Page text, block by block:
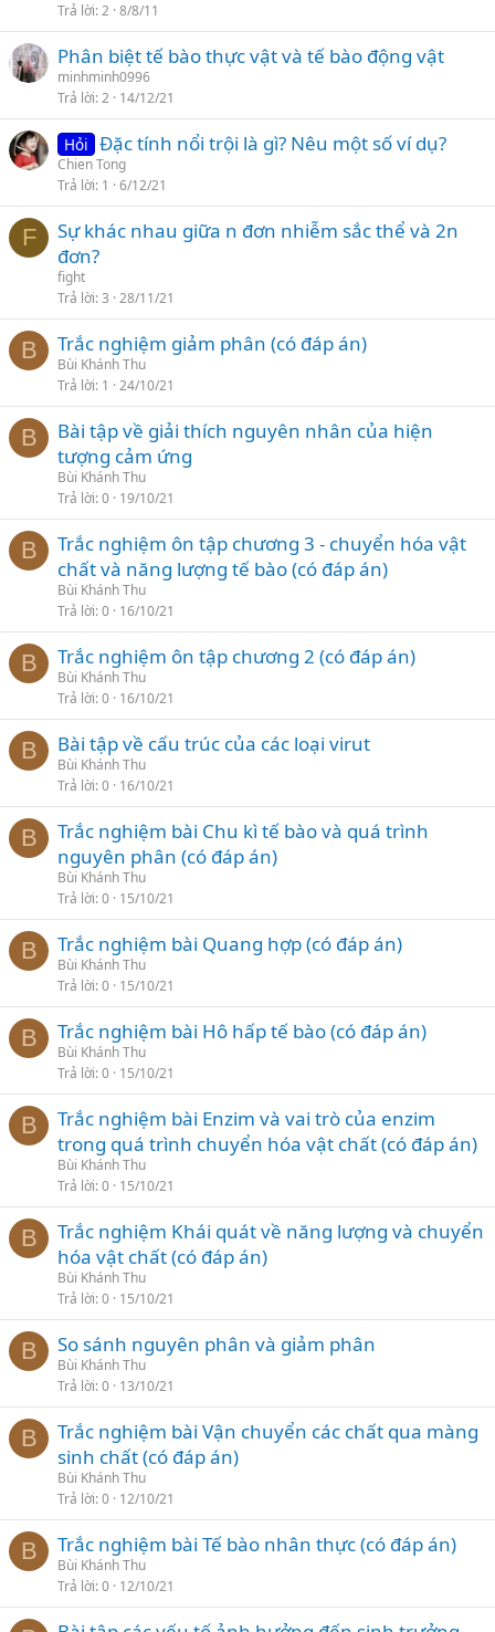
l
Trả lời 2 8/8/11
Phân biệt tế bào thực vật và tế bào động vật
minhminh0996
Trả lời 2 14/12/21
Hỏi Đặc tính nổi trội là gì? Nêu một số ví dụ?
Chien Tong
Trả lời 1 6/12/21
F
Sự khác nhau giữa n đơn nhiễm sắc thể và 2n
đơn?
fight
Trả lời 3 28/11/21
B Trắc nghiệm giảm phân (có đáp án)
Bùi Khánh Thu
Trả lời 1 24/10/21
B
Bài tập về giải thích nguyên nhân của hiện
tượng cảm ứng
Bùi Khánh Thu
Trả lời 0 19/10/21
B
Trắc nghiệm ôn tập chương 3 - chuyển hóa vật
chất và năng lượng tế bào (có đáp án)
Bùi Khánh Thu
Trả lời 0 16/10/21
B Trắc nghiệm ôn tập chương 2 (có đáp án)
Bùi Khánh Thu
Trả lời 0 16/10/21
B Bài tập về cấu trúc của các loại virut
Bùi Khánh Thu
Trả lời 0 16/10/21
B
Trắc nghiệm bài Chu kì tế bào và quá trình
nguyên phân (có đáp án)
Bùi Khánh Thu
Trả lời 0 15/10/21
B Trắc nghiệm bài Quang hợp (có đáp án)
Bùi Khánh Thu
Trả lời 0 15/10/21
B Trắc nghiệm bài Hô hấp tế bào (có đáp án)
Bùi Khánh Thu
Trả lời 0 15/10/21
B
Trắc nghiệm bài Enzim và vai trò của enzim
trong quá trình chuyển hóa vật chất (có đáp án)
Bùi Khánh Thu
Trả lời 0 15/10/21
B
Trắc nghiệm Khái quát về năng lượng và chuyển
hóa vật chất (có đáp án)
Bùi Khánh Thu
Trả lời 0 15/10/21
B So sánh nguyên phân và giảm phân
Bùi Khánh Thu
Trả lời 0 13/10/21
B
Trắc nghiệm bài Vận chuyển các chất qua màng
sinh chất (có đáp án)
Bùi Khánh Thu
Trả lời 0 12/10/21
B Trắc nghiệm bài Tế bào nhân thực (có đáp án)
Bùi Khánh Thu
Trả lời 0 12/10/21